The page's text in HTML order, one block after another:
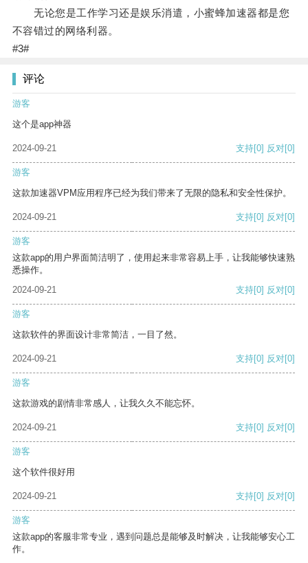
无论您是工作学习还是娱乐消遣，小蜜蜂加速器都是您
不容错过的网络利器。
#3#
评论
游客
这个是app神器
2024-09-21 支持[0] 反对[0]
游客
这款加速器VPM应用程序已经为我们带来了无限的隐私和安全性保护。
2024-09-21 支持[0] 反对[0]
游客
这款app的用户界面简洁明了，使用起来非常容易上手，让我能够快速熟
悉操作。
2024-09-21
支持[0] 反对[0]
游客
这款软件的界面设计非常简洁，一目了然。
2024-09-21 支持[0] 反对[0]
游客
这款游戏的剧情非常感人，让我久久不能忘怀。
2024-09-21 支持[0] 反对[0]
游客
这个软件很好用
2024-09-21 支持[0] 反对[0]
游客
这款app的客服非常专业，遇到问题总是能够及时解决，让我能够安心工
作。